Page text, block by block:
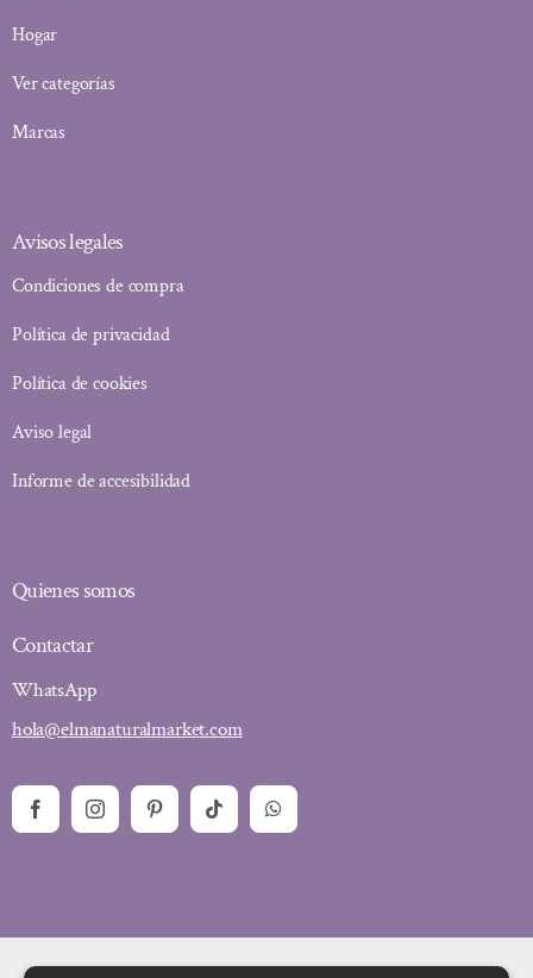
Hogar
Ver categorías
Marcas
Avisos legales
Condiciones de compra
Política de privacidad
Política de cookies
Aviso legal
Informe de accesibilidad
Quienes somos
Contactar
WhatsApp
hola@elmanaturalmarket.com